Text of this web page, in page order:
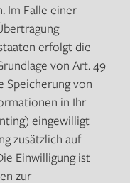
Im Falle einer
erfolgt die
von Art. 49
Speicherung von
in Ihr
eingewilligt
zusätzlich auf
Einwilligung ist
zur